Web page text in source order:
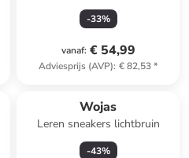
-33%
vanaf: € 54,99
Adviesprijs (AVP): € 82,53*
Wojas
Leren sneakers lichtbruin
-43%